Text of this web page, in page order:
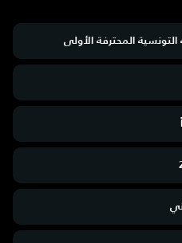
التونسية المحترفة الأولى